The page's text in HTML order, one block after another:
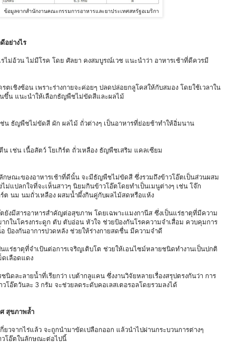
ข้อมูลจากสำนักงานคณะกรรมการอาหารและยาประเทศสหรัฐอเมริกา
อย่างไร
อ้วน ไม่มีโรค โดย ศัลยา คงสมบูรณ์เวช แนะนำว่า อาหารเช้าที่ดีควรมี
เชิงซ้อน เพราะร่างกายจะค่อยๆ ปลดปล่อยกลูโคสให้กับสมอง โดยใช้เวลาใน
ขึ้น แนะนำให้เลือกธัญพืชไม่ขัดสีและผลไม้
ธัญพืชไม่ขัดสี ผัก ผลไม้ ถั่วต่างๆ เป็นอาหารที่ย่อยช้าทำให้อิ่มนาน
เช่น เนื้อสัตว์ โยเกิร์ต ถั่วเหลือง ธัญพืชเสริม แคลเซียม
ณะของอาหารเช้าที่ดีนั้น จะมีธัญพืชไม่ขัดสี ซึ่งรวมถึงข้าวโอ๊ตเป็นส่วนผสม
ม่แปลกใจที่จะเห็นสาวๆ นิยมกินข้าวโอ๊ตโดยทำเป็นเมนูต่างๆ เช่น โจ๊ก
ร์ต นม นมถั่วเหลือง ผสมน้ำผึ้งกินคู่กับผลไม้สดหรือแห้ง
มีสารอาหารสำคัญต่อสุขภาพ โดยเฉพาะแมงกานีส ซึ่งเป็นแร่ธาตุที่มีความ
ากในโครงกระดูก ตับ ตับอ่อน หัวใจ ช่วยป้องกันโรคความจำเสื่อม ควบคุมการ
ป้องกันอาการปวดหลัง ช่วยให้ร่างกายสดชื่น มีความจำดี
ธาตุที่จำเป้นต่อการเจริญเติบโต ช่วยให้เอนไซม์หลายชนิดทำงานเป็นปกติ
ดเลือดแดง
ละลายน้ำที่เรียกว่า เบต้ากลูแคน ซึ่งงานวิจัยหลายเรื่องสรุปตรงกันว่า การ
โอ๊ตวันละ 3 กรัม จะช่วยลดระดับคอเลสเตอรอลโดยรวมลงได้
ศ สุขภาพล้ำ
กี่ยวจากไร่แล้ว จะถูกนำมาขัดเปลือกออก แล้วนำไปผ่านกระบวนการต่างๆ
โอ๊ตในลักษณะต่อไปนี้